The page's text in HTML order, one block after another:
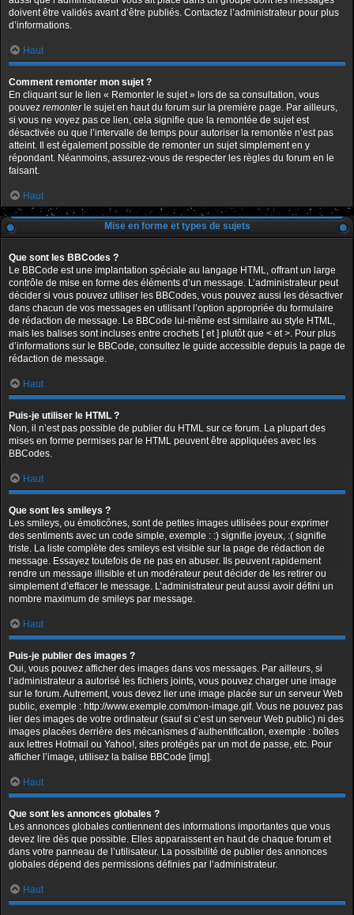
doivent être validés avant d’être publiés. Contactez l’administrateur pour plus
d’informations.
Haut
Comment remonter mon sujet ?
En cliquant sur le lien « Remonter le sujet » lors de sa consultation, vous
pouvez remonterle sujet en haut du forum sur la première page. Par ailleurs,
si vous ne voyez pas ce lien, cela signifie que la remontée de sujet est
désactivée ou que l’intervalle de temps pour autoriser la remontée n’est pas
atteint. Il est également possible de remonter un sujet simplement en y
répondant. Néanmoins, assurez-vous de respecter les règles du forum en le
faisant.
Haut
Mise en forme et types de sujets
Que sont les BBCodes ?
Le BBCode est une implantation spéciale au langage HTML, offrant un large
contrôle de mise en forme des éléments d’un message. L’administrateur peut
décider si vous pouvez utiliser les BBCodes, vous pouvez aussi les désactiver
dans chacun de vos messages en utilisant l’option appropriée du formulaire
de rédaction de message. Le BBCode lui-même est similaire au style HTML,
mais les balises sont incluses entre crochets [ et ] plutôt que < et >. Pour plus
d’informations sur le BBCode, consultez le guide accessible depuis la page de
rédaction de message.
Haut
Puis-je utiliser le HTML ?
Non, il n’est pas possible de publier du HTML sur ce forum. La plupart des
mises en forme permises par le HTML peuvent être appliquées avec les
BBCodes.
Haut
Que sont les smileys ?
Les smileys, ou émoticônes, sont de petites images utilisées pour exprimer
des sentiments avec un code simple, exemple : :) signifie joyeux, :( signifie
triste. La liste complète des smileys est visible sur la page de rédaction de
message. Essayez toutefois de ne pas en abuser. Ils peuvent rapidement
rendre un message illisible et un modérateur peut décider de les retirer ou
simplement d’effacer le message. L’administrateur peut aussi avoir défini un
nombre maximum de smileys par message.
Haut
Puis-je publier des images ?
Oui, vous pouvez afficher des images dans vos messages. Par ailleurs, si
l’administrateur a autorisé les fichiers joints, vous pouvez charger une image
sur le forum. Autrement, vous devez lier une image placée sur un serveur Web
public, exemple : http://www.exemple.com/mon-image.gif. Vous ne pouvez pas
lier des images de votre ordinateur (sauf si c’est un serveur Web public) ni des
images placées derrière des mécanismes d’authentification, exemple : boîtes
aux lettres Hotmail ou Yahoo!, sites protégés par un mot de passe, etc. Pour
afficher l’image, utilisez la balise BBCode [img].
Haut
Que sont les annonces globales ?
Les annonces globales contiennent des informations importantes que vous
devez lire dès que possible. Elles apparaissent en haut de chaque forum et
dans votre panneau de l’utilisateur. La possibilité de publier des annonces
globales dépend des permissions définies par l’administrateur.
Haut